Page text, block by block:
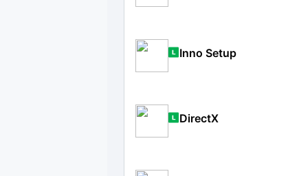
Inno Setup
DirectX